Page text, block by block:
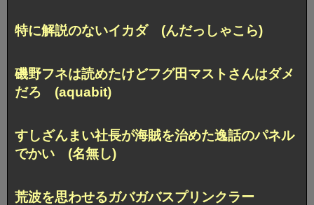
特に解説のないイカダ (んだっしゃこら)
磯野フネは読めたけどフグ田マストさんはダメ
だろ (aquabit)
すしざんまい社長が海賊を治めた逸話のパネル
でかい (名無し)
荒波を思わせるガバガバスプリンクラー